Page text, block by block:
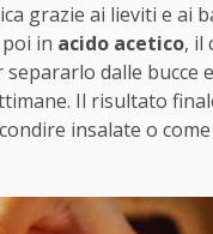
grazie ai lieviti e ai
in acido acetico, il
dalle
Il risultato
insalate o